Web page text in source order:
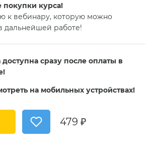
покупки курса!
к вебинару, которую можно
дальнейшей работе!
сразу после оплаты в
на мобильных устройствах!
479 ₽